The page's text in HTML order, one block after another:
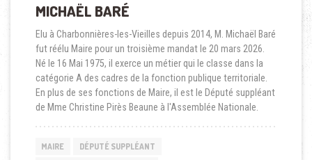
MICHAËL BARÉ
Elu à Charbonnières-les-Vieilles depuis 2014, M. Michaël Baré
fut réélu Maire pour un troisième mandat le 20 mars 2026.
Né le 16 Mai 1975, il exerce un métier qui le classe dans la
catégorie A des cadres de la fonction publique territoriale.
En plus de ses fonctions de Maire, il est le Député suppléant
de Mme Christine Pirès Beaune à l'Assemblée Nationale.
MAIRE
DÉPUTÉ SUPPLÉANT